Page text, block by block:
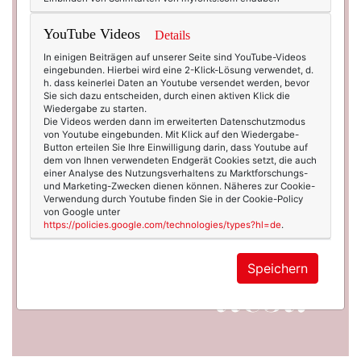
YouTube Videos Details
In einigen Beiträgen auf unserer Seite sind YouTube-Videos
eingebunden. Hierbei wird eine 2-Klick-Lösung verwendet, d.
h. dass keinerlei Daten an Youtube versendet werden, bevor
Sie sich dazu entscheiden, durch einen aktiven Klick die
Wiedergabe zu starten.
Die Videos werden dann im erweiterten Datenschutzmodus
von Youtube eingebunden. Mit Klick auf den Wiedergabe-
Button erteilen Sie Ihre Einwilligung darin, dass Youtube auf
dem von Ihnen verwendeten Endgerät Cookies setzt, die auch
einer Analyse des Nutzungsverhaltens zu Marktforschungs-
und Marketing-Zwecken dienen können. Näheres zur Cookie-
Verwendung durch Youtube finden Sie in der Cookie-Policy
von Google unter
https://policies.google.com/technologies/types?hl=de.
Speichern